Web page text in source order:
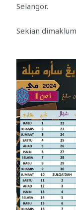
Selangor.
Sekian